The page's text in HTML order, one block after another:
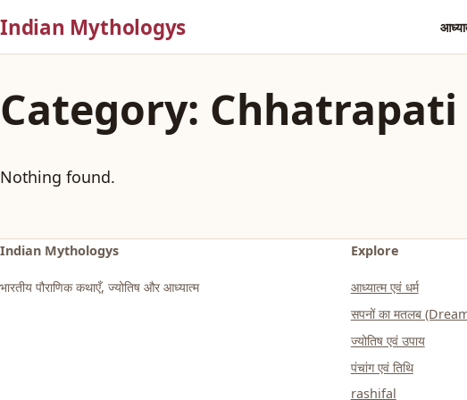
Indian Mythologys
Category: Chhatrapati
Nothing found.
Indian Mythologys
भारतीय पौराणिक कथाएँ, ज्योतिष और आध्यात्म
Explore
आध्यात्म एवं धर्म
सपनों का मतलब
ज्योतिष एवं उपाय
पंचांग एवं तिथि
rashifal